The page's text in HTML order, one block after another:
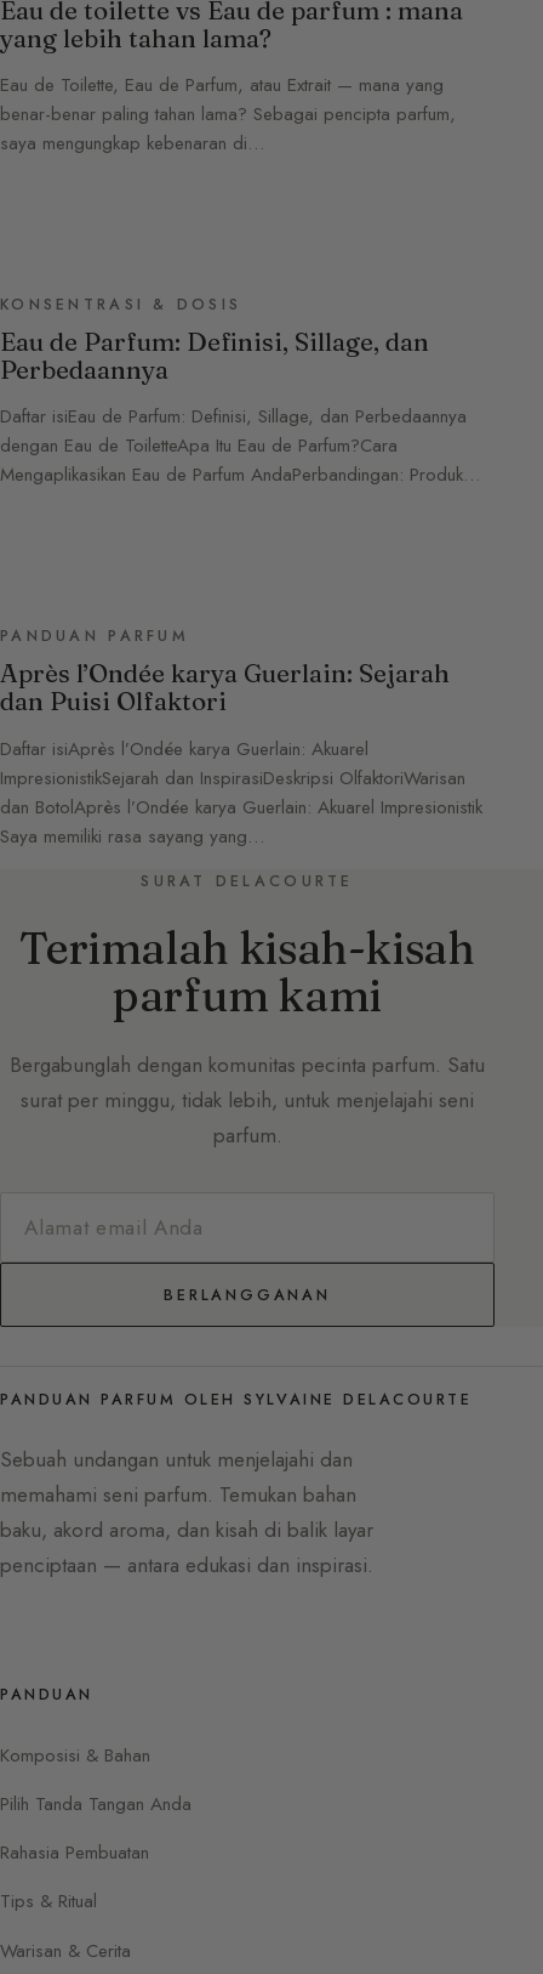
Eau de toilette vs Eau de parfum : mana
yang lebih tahan lama?
Eau de Toilette, Eau de Parfum, atau Extrait — mana yang
benar-benar paling tahan lama? Sebagai pencipta parfum,
saya mengungkap kebenaran di…
KONSENTRASI & DOSIS
Eau de Parfum: Definisi, Sillage, dan
Perbedaannya
Daftar isiEau de Parfum: Definisi, Sillage, dan Perbedaannya
dengan Eau de ToiletteApa Itu Eau de Parfum?Cara
Mengaplikasikan Eau de Parfum AndaPerbandingan: Produk…
PANDUAN PARFUM
Après l’Ondée karya Guerlain: Sejarah
dan Puisi Olfaktori
Daftar isiAprès l’Ondée karya Guerlain: Akuarel
ImpresionistikSejarah dan InspirasiDeskripsi OlfaktoriWarisan
dan BotolAprès l’Ondée karya Guerlain: Akuarel Impresionistik
Saya memiliki rasa sayang yang…
SURAT DELACOURTE
Terimalah kisah-kisah
parfum kami
Bergabunglah dengan komunitas pecinta parfum. Satu
surat per minggu, tidak lebih, untuk menjelajahi seni
parfum.
BERLANGGANAN
PANDUAN PARFUM OLEH SYLVAINE DELACOURTE
Sebuah undangan untuk menjelajahi dan
memahami seni parfum. Temukan bahan
baku, akord aroma, dan kisah di balik layar
penciptaan — antara edukasi dan inspirasi.
PANDUAN
Komposisi & Bahan
Pilih Tanda Tangan Anda
Rahasia Pembuatan
Tips & Ritual
Warisan & Cerita